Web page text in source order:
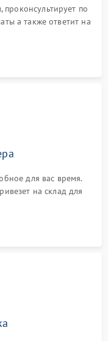
по
а также ответит на
для вас время.
на склад для